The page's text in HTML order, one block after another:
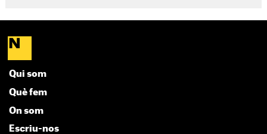
Qui som
Què fem
On som
Escriu-nos